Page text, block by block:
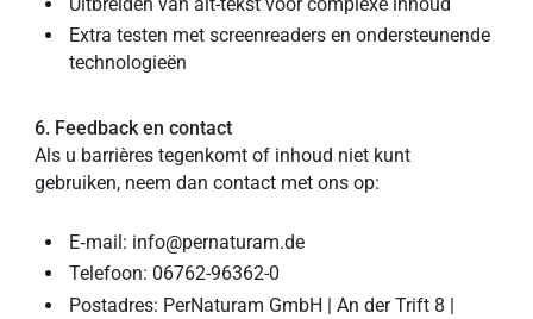
Extra testen met screenreaders en ondersteunende
technologieën
6. Feedback en contact
Als u barrières tegenkomt of inhoud niet kunt
gebruiken, neem dan contact met ons op:
E‑mail: info@pernaturam.de
Telefoon: 06762-96362-0
Postadres: PerNaturam GmbH | An der Trift 8 |